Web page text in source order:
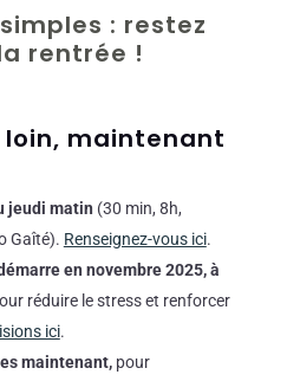
: restez
rentrée !
loin, maintenant
jeudi matin (30 min, 8h,
Gaîté). Renseignez-vous ici.
en novembre 2025, à
réduire le stress et renforcer
ici.
maintenant, pour